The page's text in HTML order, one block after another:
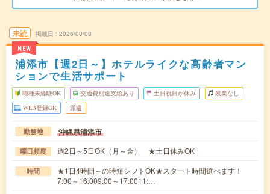
未読
NEW
掲載日 2026/08/08
浦添市【週2日～】ホテルライクな高齢者マン
ションで生活サポート
職種未経験OK 交通費別途支給あり 土日祝日が休み 残業なし
WEB登録OK 派遣
勤務地 沖縄県浦添市
曜日頻度 週2日～5日OK（月～金） ★土日休みOK
時間
★1日4時間～の時短シフトOK★スタート時間選べます！
7:00～16:009:00～17:0011:…